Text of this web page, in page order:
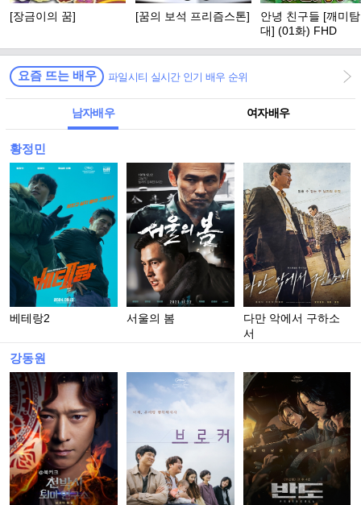
[장금이의 꿈] [꿈의 보석 프리즘스톤]
안녕 친구들 [깨미
대] (01화) FHD
요즘 뜨는 배우 파일시티 실시간 인기 배우 순위
남자배우 여자배우
황정민
베테랑2 서울의 봄
다만 악에서 구하소
서
강동원